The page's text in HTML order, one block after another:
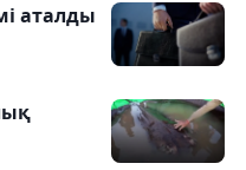
аталды